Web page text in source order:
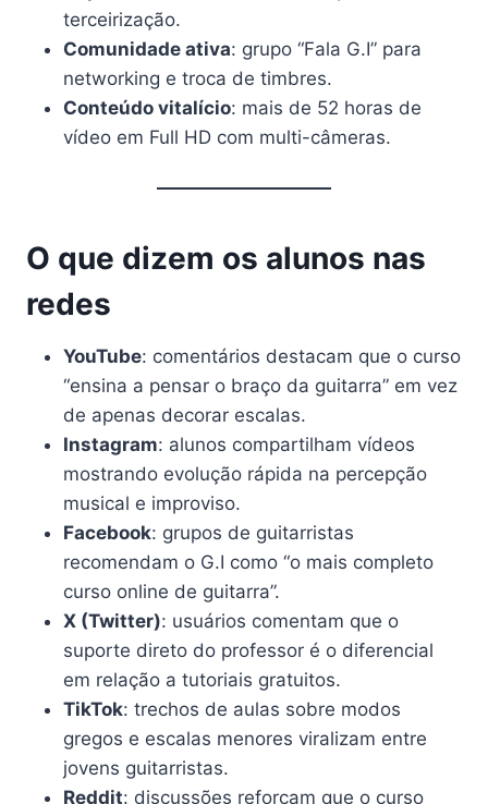
terceirização.
Comunidade ativa: grupo “Fala G.I” para
networking e troca de timbres.
Conteúdo vitalício: mais de 52 horas de
vídeo em Full HD com multi-câmeras.
O que dizem os alunos nas
redes
YouTube: comentários destacam que o curso
“ensina a pensar o braço da guitarra” em vez
de apenas decorar escalas.
Instagram: alunos compartilham vídeos
mostrando evolução rápida na percepção
musical e improviso.
Facebook: grupos de guitarristas
recomendam o G.I como “o mais completo
curso online de guitarra”.
X (Twitter): usuários comentam que o
suporte direto do professor é o diferencial
em relação a tutoriais gratuitos.
TikTok: trechos de aulas sobre modos
gregos e escalas menores viralizam entre
jovens guitarristas.
Reddit: discussões reforçam que o curso